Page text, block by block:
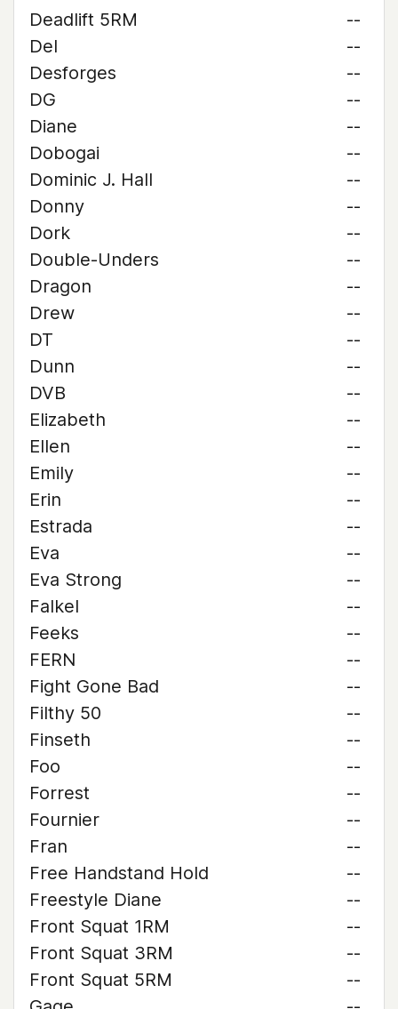
Deadlift 5RM
--
Del
--
Desforges
--
DG
--
Diane
--
Dobogai
--
Dominic J. Hall
--
Donny
--
Dork
--
Double-Unders
--
Dragon
--
Drew
--
DT
--
Dunn
--
DVB
--
Elizabeth
--
Ellen
--
Emily
--
Erin
--
Estrada
--
Eva
--
Eva Strong
--
Falkel
--
Feeks
--
FERN
--
Fight Gone Bad
--
Filthy 50
--
Finseth
--
Foo
--
Forrest
--
Fournier
--
Fran
--
Free Handstand Hold
--
Freestyle Diane
--
Front Squat 1RM
--
Front Squat 3RM
--
Front Squat 5RM
--